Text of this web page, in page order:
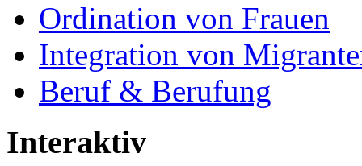
Ordination von Frauen
Integration von
Beruf & Berufung
Interaktiv